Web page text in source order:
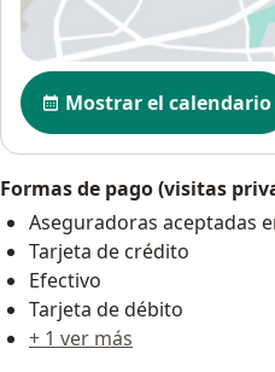
Disponibilidad
Mostrar el calendario
Formas de pago (visitas
Aseguradoras aceptadas
Tarjeta de crédito
Efectivo
Tarjeta de débito
+ 1 ver más